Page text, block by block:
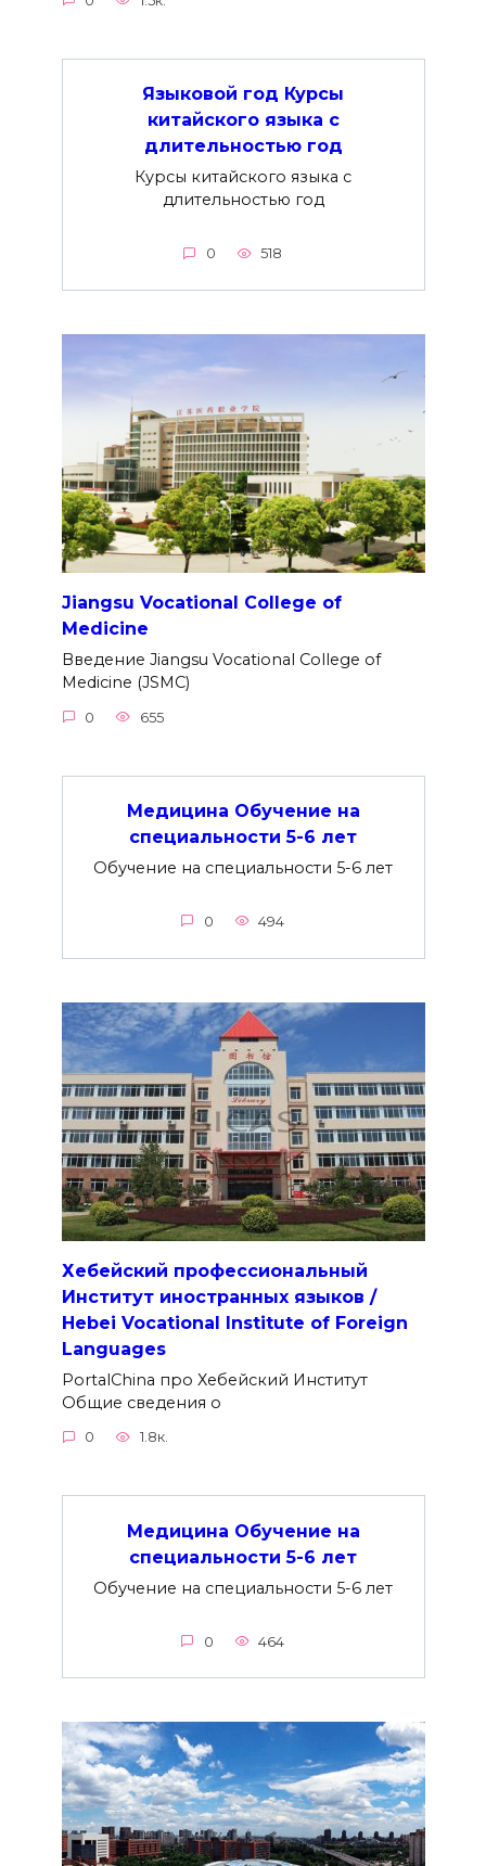
Языковой год Курсы
китайского языка с
длительностью год
Курсы китайского языка с
длительностью год
0 518
Jiangsu Vocational College of
Medicine
Введение Jiangsu Vocational College of
Medicine (JSMC)
0 655
Медицина Обучение на
специальности 5-6 лет
Обучение на специальности 5-6 лет
0 494
Хебейский профессиональный
Институт иностранных языков /
Hebei Vocational Institute of Foreign
Languages
PortalChina про Хебейский Институт
Общие сведения о
0 1.8к.
Медицина Обучение на
специальности 5-6 лет
Обучение на специальности 5-6 лет
0 464